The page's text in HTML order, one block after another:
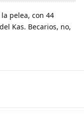
pelea, con 44
Kas. Becarios, no,